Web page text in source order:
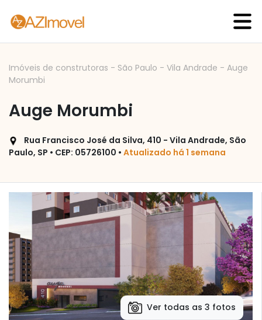
Imóveis de construtoras - São Paulo - Vila Andrade - Auge
Morumbi
Auge Morumbi
Rua Francisco José da Silva, 410 - Vila Andrade, São
Paulo, SP • CEP: 05726100 • Atualizado há 1 semana
Ver todas as 3 fotos